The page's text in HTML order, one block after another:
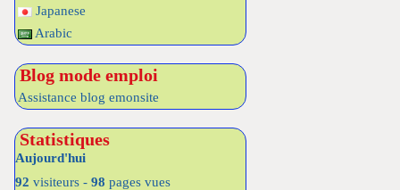
Japanese
Arabic
Blog mode emploi
Assistance blog emonsite
Statistiques
Aujourd'hui
92 visiteurs - 98 pages vues